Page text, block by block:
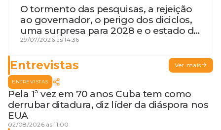
O tormento das pesquisas, a rejeição
ao governador, o perigo dos diciclos,
uma surpresa para 2028 e o estado de
terceira guerra mundial
29/07/2026 às 14:36
Entrevistas Ver mais
ENTREVISTAS
Pela 1ª vez em 70 anos Cuba tem como
derrubar ditadura, diz líder da diáspora nos
EUA
02/08/2026 às 11:00